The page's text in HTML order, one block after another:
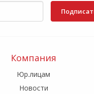
Компания
Юр.лицам
Новости